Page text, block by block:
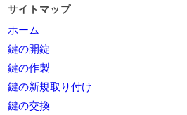
サイトマップ
ホーム
鍵の開錠
鍵の作製
鍵の新規取り付け
鍵の交換